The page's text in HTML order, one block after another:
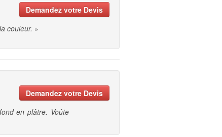
Demandez votre Devis
couleur. »
Demandez votre Devis
en plâtre. Voûte